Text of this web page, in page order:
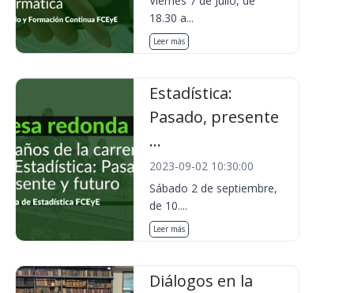
18.30 a...
Leer más
Estadística:
Pasado, presente
...
2023-09-02 10:30:00
Sábado 2 de septiembre,
de 10....
Leer más
Diálogos en la